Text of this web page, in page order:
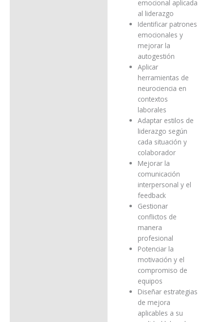
emocional aplicada
al liderazgo
Identificar patrones
emocionales y
mejorar la
autogestión
Aplicar
herramientas de
neurociencia en
contextos
laborales
Adaptar estilos de
liderazgo según
cada situación y
colaborador
Mejorar la
comunicación
interpersonal y el
feedback
Gestionar
conflictos de
manera
profesional
Potenciar la
motivación y el
compromiso de
equipos
Diseñar estrategias
de mejora
aplicables a su